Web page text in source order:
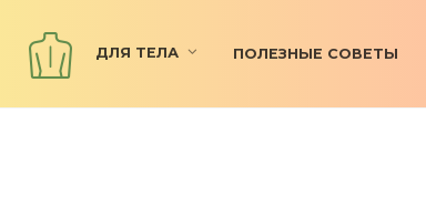
ДЛЯ ТЕЛА ПОЛЕЗНЫЕ СОВЕТЫ